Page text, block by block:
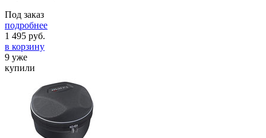
Под заказ
подробнее
1 495 руб.
в корзину
9 уже
купили